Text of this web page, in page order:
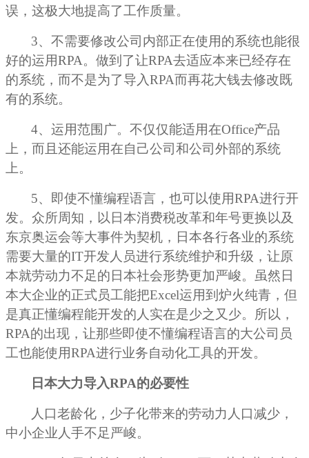
误，这极大地提高了工作质量。
3、不需要修改公司内部正在使用的系统也能很
好的运用RPA。做到了让RPA去适应本来已经存在
的系统，而不是为了导入RPA而再花大钱去修改既
有的系统。
4、运用范围广。不仅仅能适用在Office产品
上，而且还能运用在自己公司和公司外部的系统
上。
5、即使不懂编程语言，也可以使用RPA进行开
发。众所周知，以日本消费税改革和年号更换以及
东京奥运会等大事件为契机，日本各行各业的系统
需要大量的IT开发人员进行系统维护和升级，让原
本就劳动力不足的日本社会形势更加严峻。虽然日
本大企业的正式员工能把Excel运用到炉火纯青，但
是真正懂编程能开发的人实在是少之又少。所以，
RPA的出现，让那些即使不懂编程语言的大公司员
工也能使用RPA进行业务自动化工具的开发。
日本大力导入RPA的必要性
人口老龄化，少子化带来的劳动力人口减少，
中小企业人手不足严峻。